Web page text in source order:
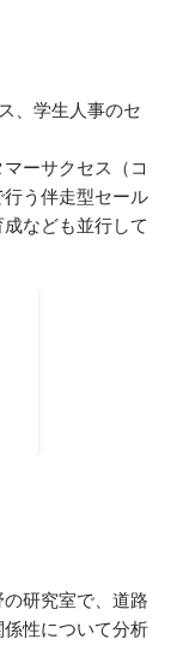
、学生人事のセ
ーサクセス（コ
う伴走型セール
なども並行して
研究室で、道路
性について分析